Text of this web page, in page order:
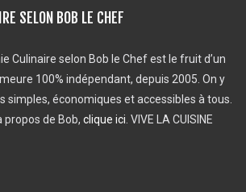
SELON BOB LE CHEF
Culinaire selon Bob le Chef est le fruit d’un
100% indépendant, depuis 2005. On y
simples, économiques et accessibles à tous.
propos de Bob, clique ici . VIVE LA CUISINE